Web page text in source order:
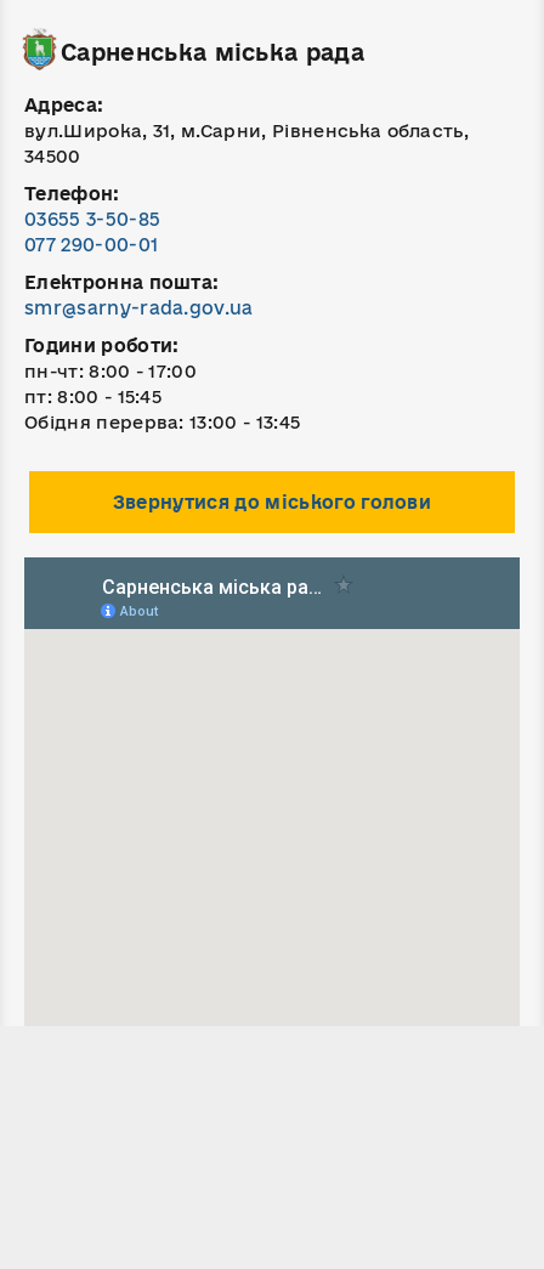
Сарненська міська рада
Адреса:
вул.Широка, 31, м.Сарни, Рівненська область,
34500
Телефон:
03655 3-50-85
077 290-00-01
Електронна пошта:
smr@sarny-rada.gov.ua
Години роботи:
пн-чт: 8:00 - 17:00
пт: 8:00 - 15:45
Обідня перерва: 13:00 - 13:45
Звернутися до міського голови